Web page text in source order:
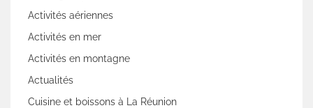
Activités aériennes
Activités en mer
Activités en montagne
Actualités
Cuisine et boissons à La Réunion